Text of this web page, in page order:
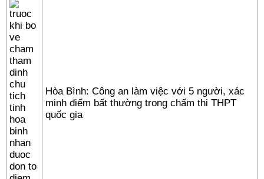
Hòa Bình: Công an làm việc với 5 người, xác
minh điểm bất thường trong chấm thi THPT
quốc gia